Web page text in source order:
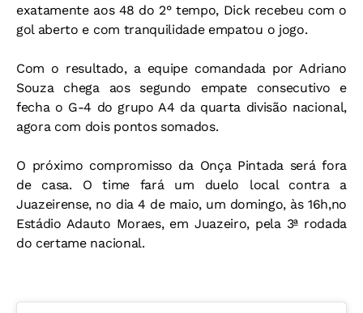
exatamente aos 48 do 2° tempo, Dick recebeu com o
gol aberto e com tranquilidade empatou o jogo.
Com o resultado, a equipe comandada por Adriano
Souza chega aos segundo empate consecutivo e
fecha o G-4 do grupo A4 da quarta divisão nacional,
agora com dois pontos somados.
O próximo compromisso da Onça Pintada será fora
de casa. O time fará um duelo local contra a
Juazeirense, no dia 4 de maio, um domingo, às 16h,no
Estádio Adauto Moraes, em Juazeiro, pela 3ª rodada
do certame nacional.